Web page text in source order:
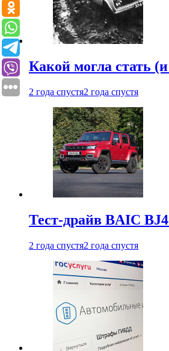
Какой могла стать
2 года спустя2 года спустя
Тест-драйв BAIC
2 года спустя2 года спустя